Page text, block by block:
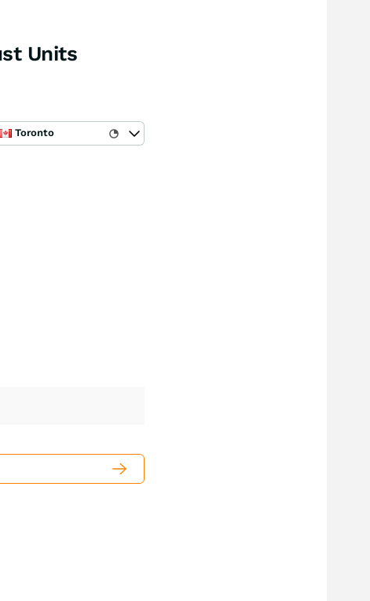
Units
Toronto